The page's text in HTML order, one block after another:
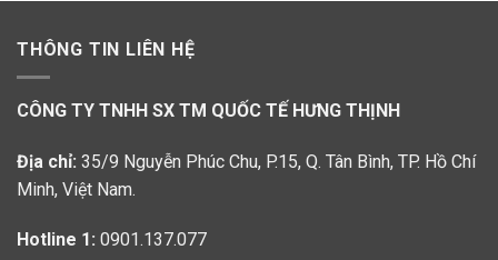
THÔNG TIN LIÊN HỆ
CÔNG TY TNHH SX TM QUỐC TẾ HƯNG THỊNH
Địa chỉ: 35/9 Nguyễn Phúc Chu, P.15, Q. Tân Bình, TP. Hồ Chí
Minh, Việt Nam.
Hotline 1: 0901.137.077